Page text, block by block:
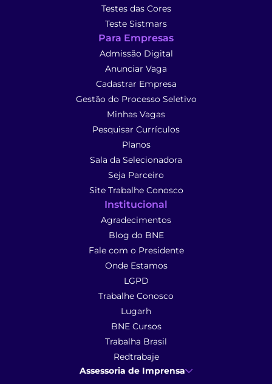
Testes das Cores
Teste Sistmars
Para Empresas
Admissão Digital
Anunciar Vaga
Cadastrar Empresa
Gestão do Processo Seletivo
Minhas Vagas
Pesquisar Currículos
Planos
Sala da Selecionadora
Seja Parceiro
Site Trabalhe Conosco
Institucional
Agradecimentos
Blog do BNE
Fale com o Presidente
Onde Estamos
LGPD
Trabalhe Conosco
Lugarh
BNE Cursos
Trabalha Brasil
Redtrabaje
Assessoria de Imprensa